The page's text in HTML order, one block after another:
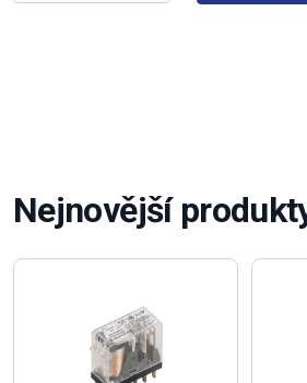
Nejnovější